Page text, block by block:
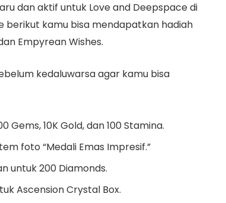
dan aktif untuk Love and Deepspace di
berikut kamu bisa mendapatkan hadiah
Empyrean Wishes.
kedaluwarsa agar kamu bisa
Gems, 10K Gold, dan 100 Stamina.
foto “Medali Emas Impresif.”
untuk 200 Diamonds.
Ascension Crystal Box.